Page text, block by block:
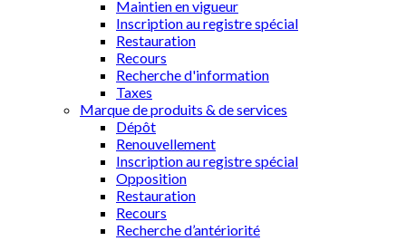
Maintien en vigueur
Inscription au registre spécial
Restauration
Recours
Recherche d'information
Taxes
Marque de produits & de services
Dépôt
Renouvellement
Inscription au registre spécial
Opposition
Restauration
Recours
Recherche d’antériorité